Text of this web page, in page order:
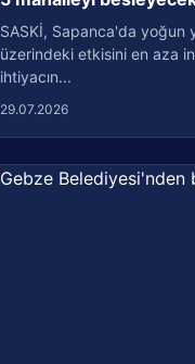
SASKİ, Sapanca'da yoğun
üzerindeki etkisini en aza
ihtiyacın...
29.07.2026